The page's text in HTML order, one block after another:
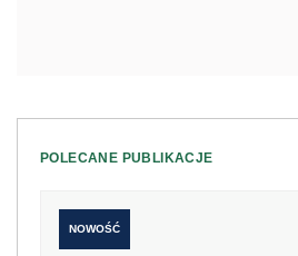
POLECANE PUBLIKACJE
NOWOŚĆ